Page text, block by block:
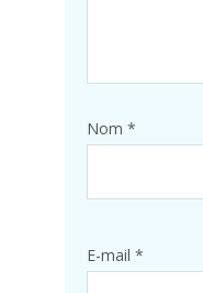
Nom *
E-mail *